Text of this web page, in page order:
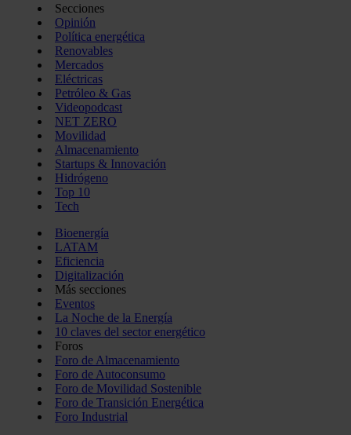
Secciones
Opinión
Política energética
Renovables
Mercados
Eléctricas
Petróleo & Gas
Videopodcast
NET ZERO
Movilidad
Almacenamiento
Startups & Innovación
Hidrógeno
Top 10
Tech
Bioenergía
LATAM
Eficiencia
Digitalización
Más secciones
Eventos
La Noche de la Energía
10 claves del sector energético
Foros
Foro de Almacenamiento
Foro de Autoconsumo
Foro de Movilidad Sostenible
Foro de Transición Energética
Foro Industrial